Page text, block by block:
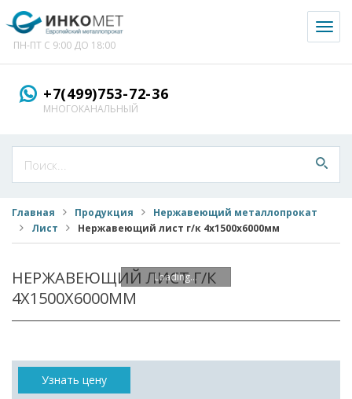
ПН-ПТ С 9:00 ДО 18:00
+7(499)753-72-36
МНОГОКАНАЛЬНЫЙ
Главная Продукция
Нержавеющий металлопрокат
Лист
Нержавеющий лист г/к 4х1500х6000мм
Loading...
НЕРЖАВЕЮЩИЙ ЛИСТ Г/К
4Х1500Х6000ММ
Узнать цену